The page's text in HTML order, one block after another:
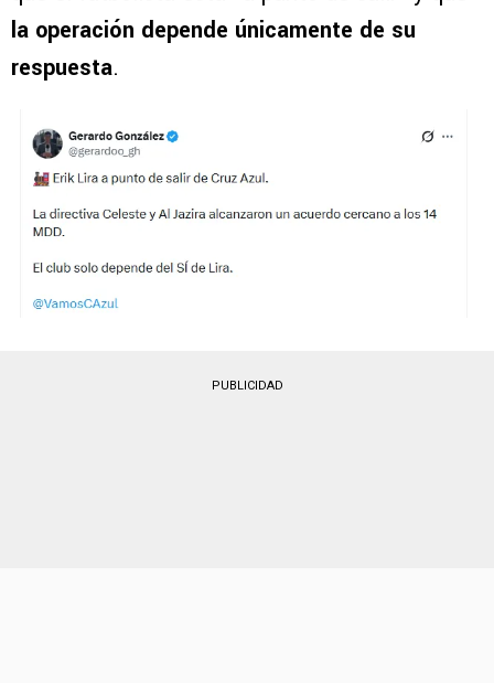
la operación depende únicamente de su
respuesta.
PUBLICIDAD